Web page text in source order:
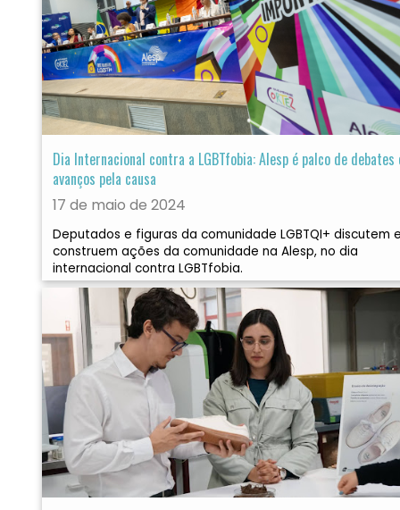
Dia Internacional contra a LGBTfobia: Alesp é palco de debates
avanços pela causa
17 de maio de 2024
Deputados e figuras da comunidade LGBTQI+ discutem
construem ações da comunidade na Alesp, no dia
internacional contra LGBTfobia.